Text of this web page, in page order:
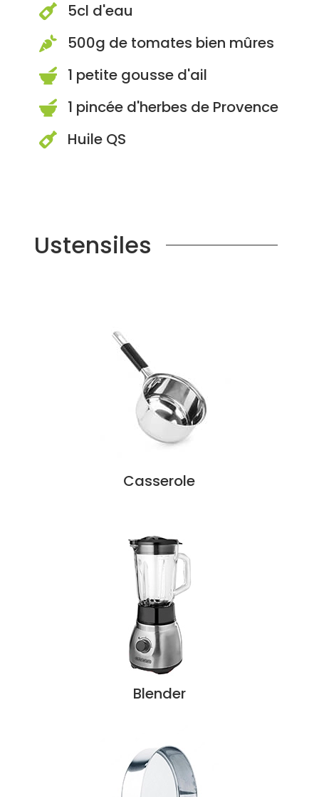
 5cl d'eau
 500g de tomates bien mûres
 1 petite gousse d'ail
 1 pincée d'herbes de Provence
 Huile QS
Ustensiles
Casserole
Blender